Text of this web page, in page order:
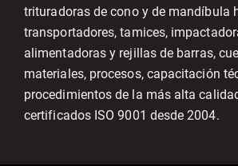
trituradoras de cono y de mandíbula
transportadores, tamices,
alimentadoras y rejillas de barras,
materiales, procesos, capacitación
procedimientos de la más alta
certificados ISO 9001 desde 2004.